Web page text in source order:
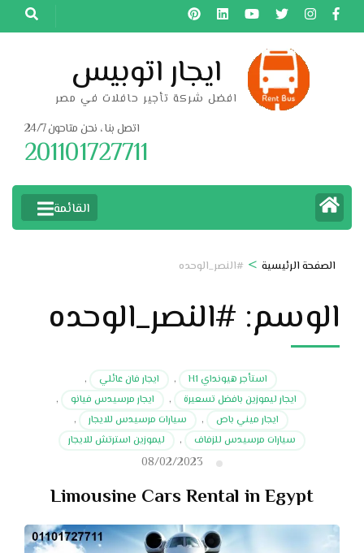
تخطى
إلى
ايجار اتوبيس
افضل شركة تأجير حافلات في مصر
اتصل بنا ، نحن متاحون 24/7
201101727711
القائمة
الصفحة الرئيسية > #النصر_الوحده
الوسم: #النصر_الوحده
استأجر هيونداي H1 , ايجار فان عائلي
,
ايجار ليموزين بافضل تسعيرة
, ايجار مرسيدس فيانو
,
ايجار ميني باص
, سيارات مرسيدس للايجار
,
سيارات مرسيدس للزفاف
, ليموزين استرتش للايجار
08/02/2023
Limousine Cars Rental in Egypt